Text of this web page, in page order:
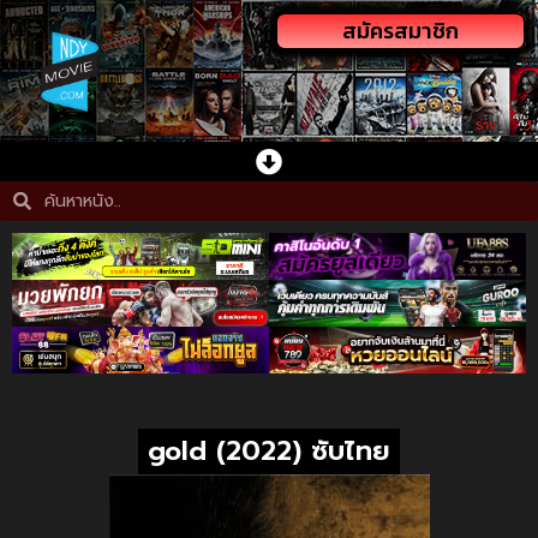
สมัครสมาชิก
gold (2022) ซับไทย